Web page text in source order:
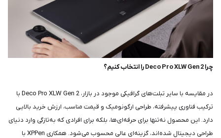
چرا Deco Pro XLW Gen 2 را انتخاب کنیم؟
در مقایسه با سایر تبلت‌های گرافیکی موجود در بازار، Deco Pro XLW Gen 2 با
ترکیب فناوری پیشرفته، طراحی ارگونومیک و قیمت مناسب، ارزش خرید بالایی
دارد. این محصول نه‌تنها برای حرفه‌ای‌ها، بلکه برای افرادی که به‌تازگی وارد دنیای
طراحی دیجیتال شده‌اند، گزینه‌ای عالی محسوب می‌شود. همکاری XPPen با